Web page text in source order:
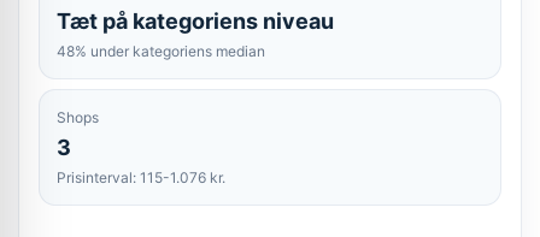
Tæt på kategoriens niveau
48% under kategoriens median
Shops
3
Prisinterval: 115-1.076 kr.